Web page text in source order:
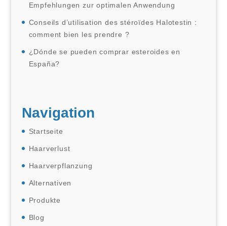
Empfehlungen zur optimalen Anwendung
Conseils d’utilisation des stéroïdes Halotestin :
comment bien les prendre ?
¿Dónde se pueden comprar esteroides en
España?
Navigation
Startseite
Haarverlust
Haarverpflanzung
Alternativen
Produkte
Blog